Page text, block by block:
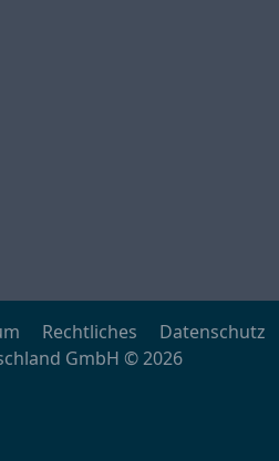
Rechtliches
Datenschutz
GmbH © 2026